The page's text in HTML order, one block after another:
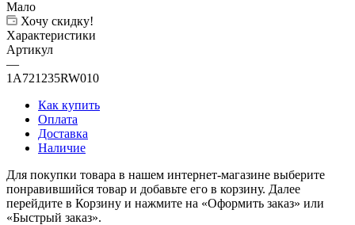
Мало
Хочу скидку!
Характеристики
Артикул
—
1A721235RW010
Как купить
Оплата
Доставка
Наличие
Для покупки товара в нашем интернет-магазине выберите
понравившийся товар и добавьте его в корзину. Далее
перейдите в Корзину и нажмите на «Оформить заказ» или
«Быстрый заказ».